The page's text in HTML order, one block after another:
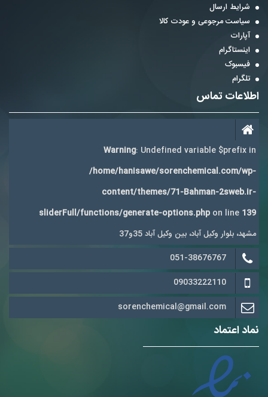
شرایط ارسال
سیاست مرجوعی و عودت کالا
آپارات
اینستاگرام
فیسبوک
تلگرام
اطلاعات تماس
Warning: Undefined variable $prefix in
/home/hanisawe/sorenchemical.com/wp-
content/themes/71-Bahman-2sweb.ir-
sliderFull/functions/generate-options.php on line 139
مشهد، بلوار وکیل آباد، بین وکیل آباد 35و37
051-38676767
09033222110
sorenchemical@gmail.com
نماد اعتماد